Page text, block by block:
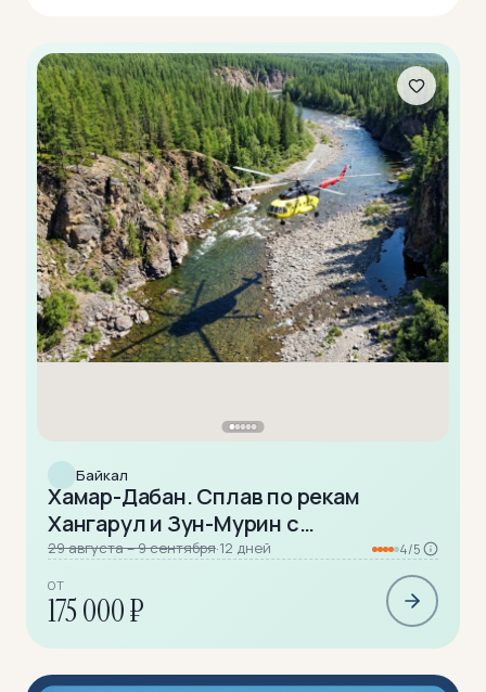
Байкал
Хамар-Дабан. Сплав по рекам
Хангарул и Зун-Мурин с
вертолетной заброской
29 августа – 9 сентября·12 дней 4/5
ОТ
175 000 ₽